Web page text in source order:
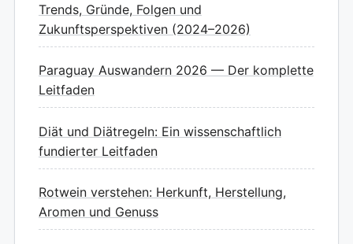
Trends, Gründe, Folgen und
Zukunftsperspektiven (2024–2026)
Paraguay Auswandern 2026 — Der komplette
Leitfaden
Diät und Diätregeln: Ein wissenschaftlich
fundierter Leitfaden
Rotwein verstehen: Herkunft, Herstellung,
Aromen und Genuss